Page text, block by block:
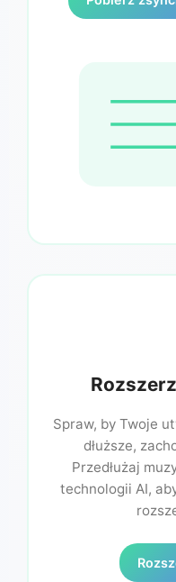
Spraw, by Twoje
dłuższe,
Przedłużaj
technologii AI,